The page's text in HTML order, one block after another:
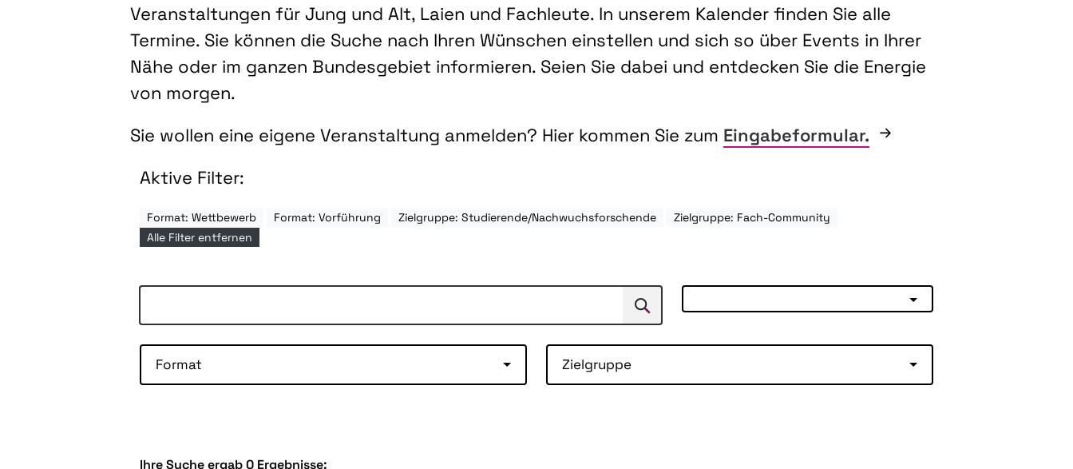
Veranstaltungen für Jung und Alt, Laien und Fachleute. In unserem Kalender finden Sie alle
Termine. Sie können die Suche nach Ihren Wünschen einstellen und sich so über Events in Ihrer
Nähe oder im ganzen Bundesgebiet informieren. Seien Sie dabei und entdecken Sie die Energie
von morgen.
Sie wollen eine eigene Veranstaltung anmelden? Hier kommen Sie zum Eingabeformular.
Aktive Filter:
Format: Wettbewerb Format: Vorführung Zielgruppe: Studierende/Nachwuchsforschende
Zielgruppe: Fach-Community
Alle Filter entfernen
Suchen
Format Zielgruppe
Ihre Suche ergab 0 Ergebnisse: